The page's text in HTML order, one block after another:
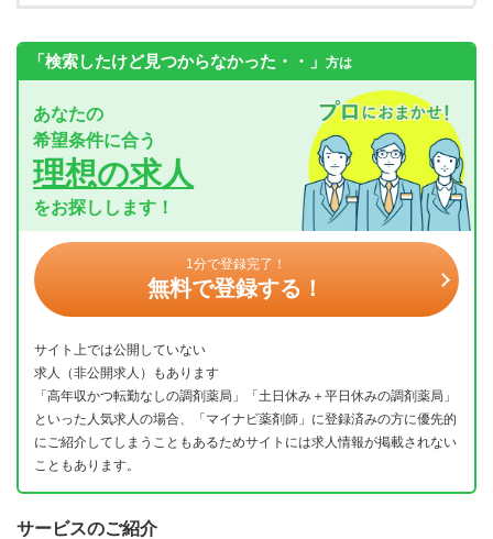
「検索したけど見つからなかった・・」 方は
あなたの
希望条件に合う
理想の求人
をお探しします！
1分で登録完了！
無料で登録する！
サイト上では公開していない
求人（非公開求人）もあります
「高年収かつ転勤なしの調剤薬局」「土日休み＋平日休みの調剤薬局」
といった人気求人の場合、「マイナビ薬剤師」に登録済みの方に優先的
にご紹介してしまうこともあるためサイトには求人情報が掲載されない
こともあります。
サービスのご紹介